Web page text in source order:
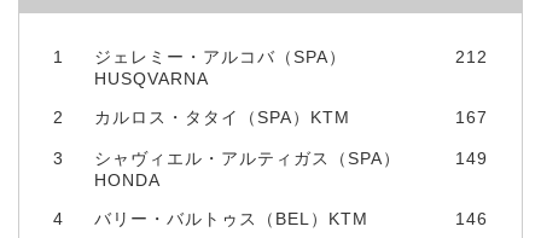
1
ジェレミー・アルコバ（SPA）
HUSQVARNA
212
2 カルロス・タタイ（SPA）KTM 167
3
シャヴィエル・アルティガス（SPA）
HONDA
149
4 バリー・バルトゥス（BEL）KTM 146